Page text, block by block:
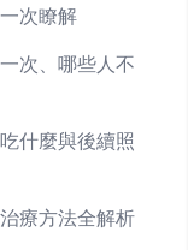
次瞭解
次、哪些人不
什麼與後續照
療方法全解析